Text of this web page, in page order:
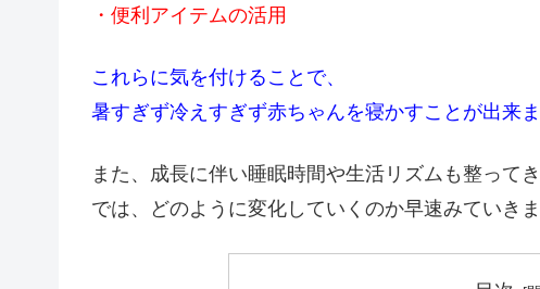
・便利アイテムの活用
これらに気を付けることで、
暑すぎず冷えすぎず赤ちゃんを寝かすことが出来
また、成長に伴い睡眠時間や生活リズムも整ってき
では、どのように変化していくのか早速みていきま